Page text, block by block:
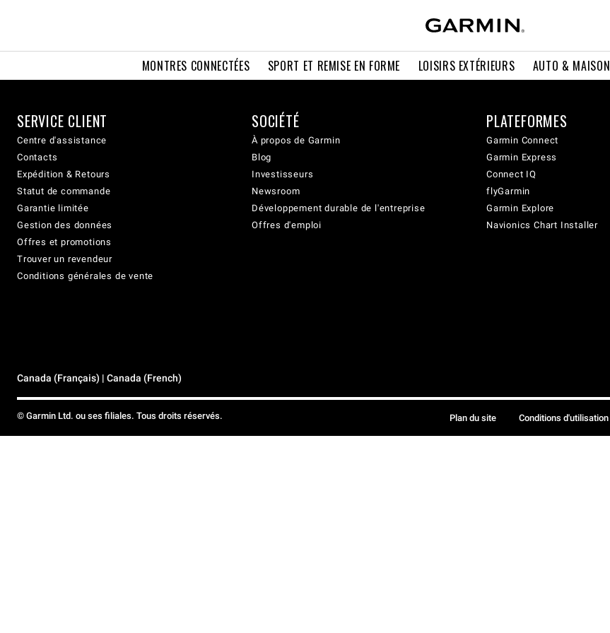
MONTRES CONNECTÉES SPORT ET REMISE EN FORME LOISIRS EXTÉRIEURS AUTO & MAISON
SERVICE CLIENT
Centre d'assistance
Contacts
Expédition & Retours
Statut de commande
Garantie limitée
Gestion des données
Offres et promotions
Trouver un revendeur
Conditions générales de vente
SOCIÉTÉ
À propos de Garmin
Blog
Investisseurs
Newsroom
Développement durable de l'entreprise
Offres d'emploi
PLATEFORMES
Garmin Connect
Garmin Express
Connect IQ
flyGarmin
Garmin Explore
Navionics Chart Installer
Canada (Français) | Canada (French)
© Garmin Ltd. ou ses filiales. Tous droits réservés. Plan du site Conditions d'utilisation